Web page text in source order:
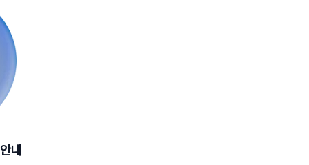
안내